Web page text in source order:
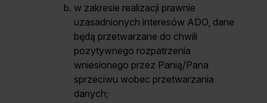
w zakresie realizacji prawnie
uzasadnionych interesów ADO, dane
będą przetwarzane do chwili
pozytywnego rozpatrzenia
wniesionego przez Panią/Pana
sprzeciwu wobec przetwarzania
danych;